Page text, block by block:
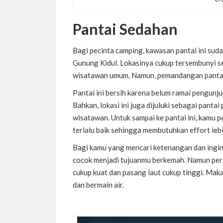
Pantai Sedahan
Bagi pecinta camping, kawasan pantai ini
Gunung Kidul. Lokasinya cukup tersembunyi
wisatawan umum. Namun, pemandangan
Pantai ini bersih karena belum ramai
Bahkan, lokasi ini juga dijuluki sebagai
wisatawan. Untuk sampai ke pantai ini, kamu
terlalu baik sehingga membutuhkan effort
Bagi kamu yang mencari ketenangan dan
cocok menjadi tujuanmu berkemah. Namun
cukup kuat dan pasang laut cukup tinggi.
dan bermain air.